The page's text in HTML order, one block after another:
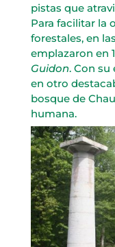
pistas que
Para facilitar la
forestales, en
emplazaron en
Guidon. Con
en otro
bosque de
humana.